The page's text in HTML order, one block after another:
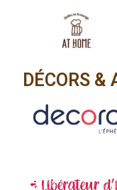
DÉCORS